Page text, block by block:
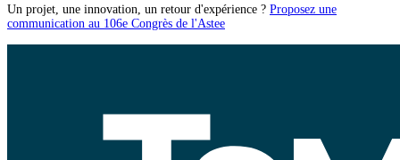
Un projet, une innovation, un retour d'expérience ? Proposez une
communication au 106e Congrès de l'Astee